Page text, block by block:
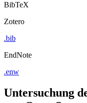
.ris
BibTeX
Zotero
.bib
EndNote
.enw